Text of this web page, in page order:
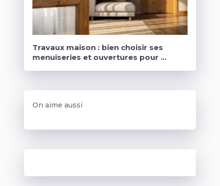
Travaux maison : bien choisir ses
menuiseries et ouvertures pour …
On aime aussi